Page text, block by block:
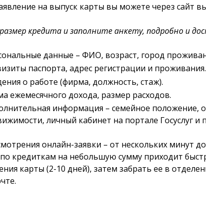
на выпуск карты вы можете через сайт
кредита и заполните анкету, подробно и
данные – ФИО, возраст, город
паспорта, адрес регистрации и проживания.
о работе (фирма, должность, стаж).
ежемесячного дохода, размер расходов.
информация – семейное положение,
личный кабинет на портале Госуслуг и
онлайн-заявки – от нескольких минут
кредиткам на небольшую сумму приходит
карты (2-10 дней), затем забрать ее в